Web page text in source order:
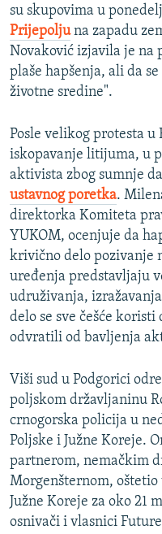
su skupovima u
Prijepolju na zapadu
Novaković izjavila je na
plaše hapšenja, ali da
životne sredine".
Posle velikog protesta u
iskopavanje litijuma, u
aktivista zbog sumnje
ustavnog poretka.
direktorka Komiteta
YUKOM, ocenjuje da
krivično delo pozivanje
uređenja predstavljaju
udruživanja,
delo se sve češće
odvratili od bavljenja
Viši sud u Podgorici
poljskom državljaninu
crnogorska policija u
Poljske i Južne Koreje.
partnerom, nemačkim
Morgenšternom,
Južne Koreje za oko 21
osnivači i vlasnici